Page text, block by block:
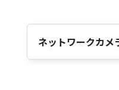
ネットワークカメ